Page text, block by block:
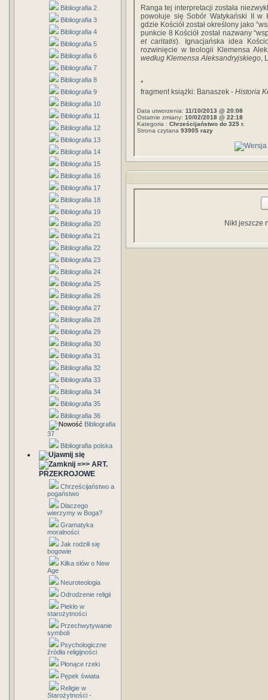
Bibliografia 2
Bibliografia 3
Bibliografia 4
Bibliografia 5
Bibliografia 6
Bibliografia 7
Bibliografia 8
Bibliografia 9
Bibliografia 10
Bibliografia 11
Bibliografia 12
Bibliografia 13
Bibliografia 14
Bibliografia 15
Bibliografia 16
Bibliografia 17
Bibliografia 18
Bibliografia 19
Bibliografia 20
Bibliografia 21
Bibliografia 22
Bibliografia 23
Bibliografia 24
Bibliografia 25
Bibliografia 26
Bibliografia 27
Bibliografia 28
Bibliografia 29
Bibliografia 30
Bibliografia 31
Bibliografia 32
Bibliografia 33
Bibliografia 34
Bibliografia 35
Bibliografia 36
Bibliografia
37
Bibliografia polska
=>> ART.
PRZEKROJOWE
Chrześcijaństwo a
pogaństwo
Dlaczego
wierzymy w Boga?
Gramatyka
moralności
Jak rodzili się
bogowie
Kilka słów o New
Age
Neuroteologia
Odrodzenie religii
Piekło w
starożytności
Przechwytywanie
symboli
Psychologiczne
źródła religijności
Płonące rzeki
Pępek świata
Religie w
Starożytności -
Ranga tej interpretacji została
powołuje się Sobór Watykański II w
gdzie Kościół został określony jako
punkcie 8 Kościół został nazwany
et caritatis). Ignacjańska idea
rozwinięcie w teologii Klemensa
według Klemensa Aleksandryjskiego,
*
fragment książki: Banaszek - Historia
Data utworzenia: 11/10/2013 @ 20:08
Ostatnie zmiany: 10/02/2018 @ 22:18
Kategoria : Chrześcijaństwo do 325 r.
Strona czytana 93905 razy
Nikt jeszcze